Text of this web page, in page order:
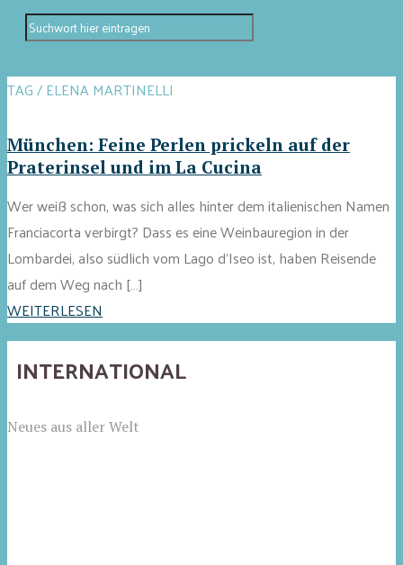
TAG / ELENA MARTINELLI
München: Feine Perlen prickeln auf der
Praterinsel und im La Cucina
Wer weiß schon, was sich alles hinter dem italienischen Namen
Franciacorta verbirgt? Dass es eine Weinbauregion in der
Lombardei, also südlich vom Lago d'Iseo ist, haben Reisende
auf dem Weg nach […]
WEITERLESEN
INTERNATIONAL
Neues aus aller Welt